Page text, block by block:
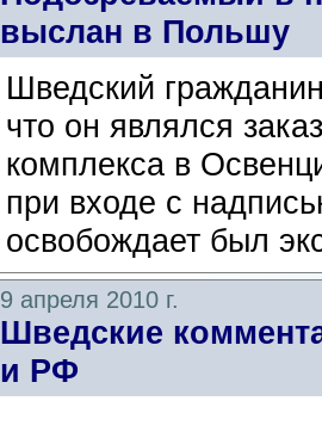
выслан в Польшу
Шведский
что он являлся
комплекса в
при входе с
освобождает был
9 апреля 2010 г.
Шведские
и РФ